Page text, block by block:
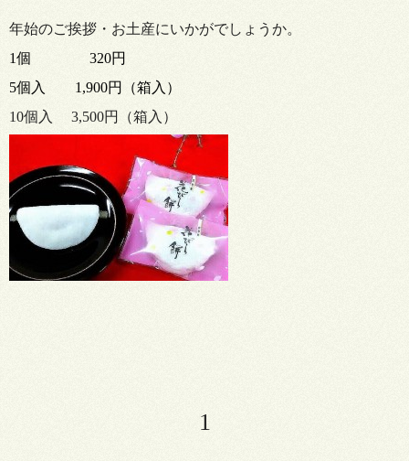
年始のご挨拶・お土産にいかがでしょうか。
1個 320円
5個入 1,900円（箱入）
10個入 3,500円（箱入）
1